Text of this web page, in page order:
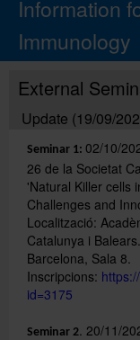
Information
Immunology
External
Update (19/09/
Seminar 1: 02/10/
26 de la Societat
'Natural Killer cells
Challenges and
Localització:
Catalunya i
Barcelona, Sala 8.
Inscripcions:
id=3175
Seminar 2 . 20/11/